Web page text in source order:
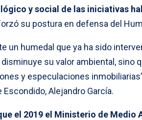
y social de las iniciativas
su postura en defensa del
un humedal que ya ha sido
su valor ambiental, sino
y especulaciones
Escondido, Alejandro García.
el 2019 el Ministerio de